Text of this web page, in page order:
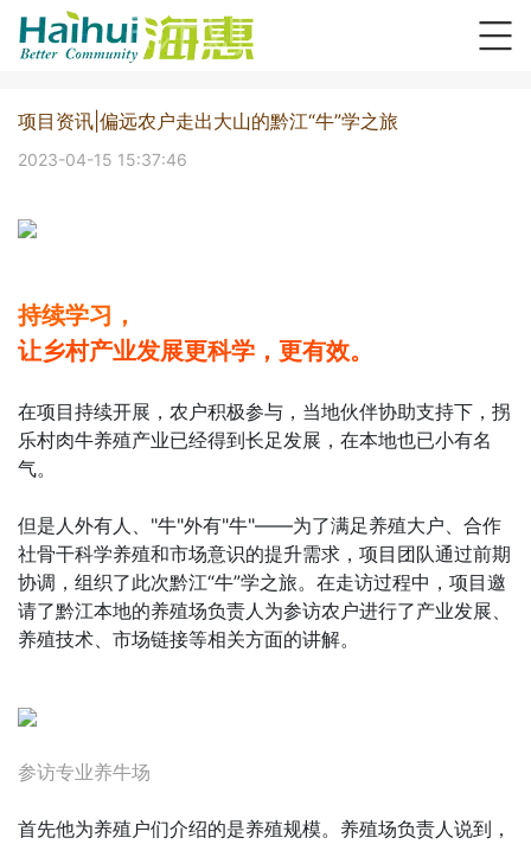
项目资讯|偏远农户走出大山的黔江“牛”学之旅
2023-04-15 15:37:46
持续学习，
让乡村产业发展更科学，更有效。
在项目持续开展，农户积极参与，当地伙伴协助支持下，拐
乐村肉牛养殖产业已经得到长足发展，在本地也已小有名
气。
但是人外有人、"牛"外有"牛"——为了满足养殖大户、合作
社骨干科学养殖和市场意识的提升需求，项目团队通过前期
协调，组织了此次黔江“牛”学之旅。在走访过程中，项目邀
请了黔江本地的养殖场负责人为参访农户进行了产业发展、
养殖技术、市场链接等相关方面的讲解。
参访专业养牛场
首先他为养殖户们介绍的是养殖规模。养殖场负责人说到，